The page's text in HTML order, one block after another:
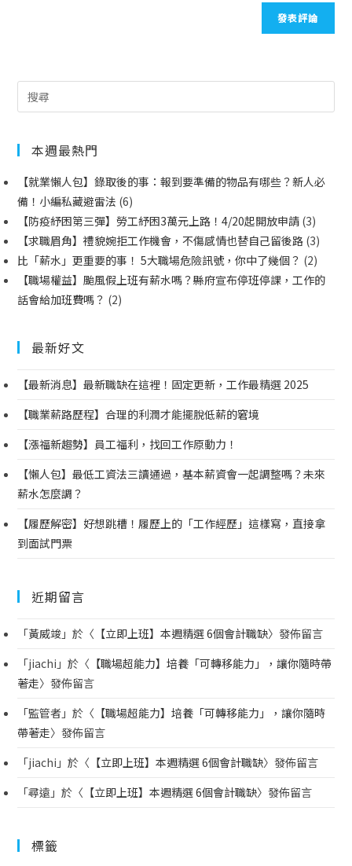
本週最熱門
【就業懶人包】錄取後的事：報到要準備的物品有哪些？新人必
備！小編私藏避雷法 (6)
【防疫紓困第三彈】勞工紓困3萬元上路！4/20起開放申請 (3)
【求職眉角】禮貌婉拒工作機會，不傷感情也替自己留後路 (3)
比「薪水」更重要的事！ 5大職場危險訊號，你中了幾個？ (2)
【職場權益】颱風假上班有薪水嗎？縣府宣布停班停課，工作的
話會給加班費嗎？ (2)
最新好文
【最新消息】最新職缺在這裡！固定更新，工作最精選 2025
【職業薪路歷程】合理的利潤才能擺脫低薪的窘境
【漲福新趨勢】員工福利，找回工作原動力！
【懶人包】最低工資法三讀通過，基本薪資會一起調整嗎？未來
薪水怎麼調？
【履歷解密】好想跳槽！履歷上的「工作經歷」這樣寫，直接拿
到面試門票
近期留言
「黃威竣 」於〈 【立即上班】本週精選 6個會計職缺〉發佈留言
「jiachi 」於〈 【職場超能力】培養「可轉移能力」，讓你隨時帶
著走〉發佈留言
「監管者 」於〈 【職場超能力】培養「可轉移能力」，讓你隨時
帶著走〉發佈留言
「jiachi 」於〈 【立即上班】本週精選 6個會計職缺〉發佈留言
「尋遠 」於〈 【立即上班】本週精選 6個會計職缺〉發佈留言
標籤